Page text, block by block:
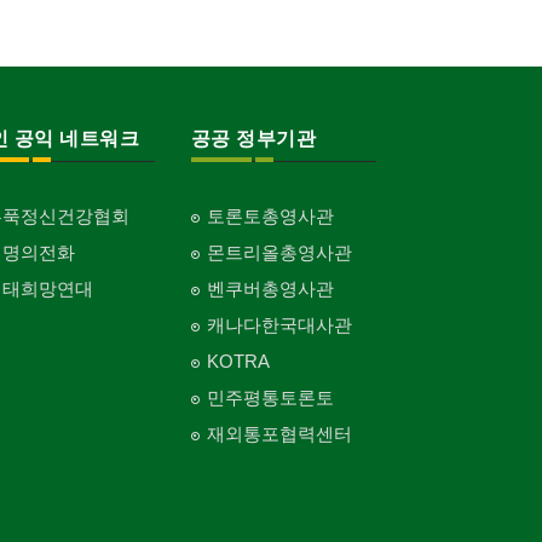
공익 네트워크
정신건강협회
의전화
희망연대
공공 정부기관
토론토총영사관
몬트리올총영사관
벤쿠버총영사관
캐나다한국대사관
KOTRA
민주평통토론토
재외통포협력센터